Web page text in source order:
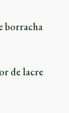
borracha
de lacre